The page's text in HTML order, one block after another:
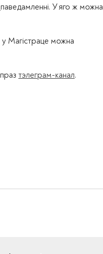
паведамленні. У яго ж можна
Магістраце можна
тэлеграм-канал.